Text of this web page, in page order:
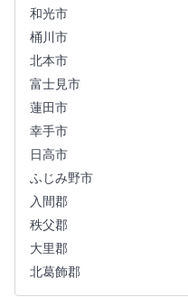
和光市
桶川市
北本市
富士見市
蓮田市
幸手市
日高市
ふじみ野市
入間郡
秩父郡
大里郡
北葛飾郡